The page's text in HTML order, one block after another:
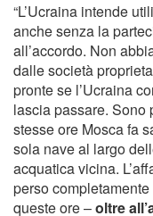
“L’Ucraina intende
anche senza la
all’accordo. Non
dalle società
pronte se l’Ucraina
lascia passare. Sono
stesse ore Mosca fa
sola nave al largo
acquatica vicina.
perso completamente
queste ore –oltre